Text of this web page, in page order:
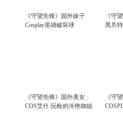
《守望先锋》国外妹子
Cosplay英雄破坏球
《守
黑爪
《守望先锋》国外美女
COS艾什 玩枪的冷艳御姐
《守